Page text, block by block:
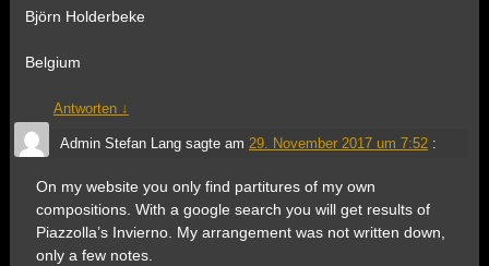
Björn Holderbeke
Belgium
Antworten ↓
Admin Stefan Langsagte am 29. November 2017 um 7:52 :
On my website you only find partitures of my own
compositions. With a google search you will get results of
Piazzolla’s Invierno. My arrangement was not written down,
only a few notes.